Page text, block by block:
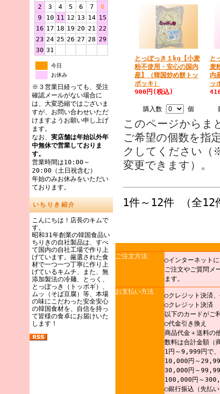
2
3 4 5 6 7
8
9
10 11 12 13 14 15
16 17 18 19 20 21 22
23 24 25 26 27 28 29
30 31
今日
お休み
※３営業日経っても、受注
確認メールがない場合に
は、大変恐縮ではございま
すが、お問い合わせいただ
けますようお願い申し上げ
ます。
なお、 実店舗は年始以外年
中無休で営業しておりま
す。
営業時間は10:00～
20:00（土日祝含む）
年始のみお休みをいただい
ております。
いちりき紹介
こんにちは！店長のキムで
す。
昭和31年創業の韓国食品い
ちりきの自社製品は、すべ
て国内の自社工場で作り上
げています。厳選された食
材で一つ一つ丁寧に作り上
げているキムチ、また、無
添加製法の冷麺、とっく、
とっぽっき（トッポギ）、
ムッ（そば豆腐）等、本場
の味にこだわった安全安心
の韓国食材を、自信を持っ
て皆様の食卓にお届けいた
します！
とっぽっき１kg【小麦
粉不使用・安心の国内
産】（韓国炒め餅トッ
ポッキ）
900円(税込)
購入数 個
と
麦
内
ッ
このページからま
ご希望の個数を指
クしてください（
変更できます）。
1件～12件 （全12
ご注文方法
○インターネット
ご注文やご質問メ
ます。
お支払い方法
○クレジット決済
○クレジット決済
以下のカードがご
○代金引き換え
商品代金＋送料の
数料は合計金額（
1円～9,999円で
10,000円～
30,000円～
100,000円～
○銀行振込（先払